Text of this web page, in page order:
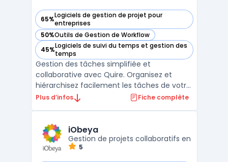
65%Logiciels de gestion de projet pour
entreprises
— voir Quire dans cette catégorie
50%Outils de Gestion de Workflow
— voir Quire dans cette catégorie
45%Logiciels de suivi du temps et gestion des
temps
— voir Quire dans cette catégorie
Gestion des tâches simplifiée et
collaborative avec Quire. Organisez et
hiérarchisez facilement les tâches de votre
projet entre plusieurs équipes en temps
personnalisation étendues pour mieux
coordonner votre tra ...
Plus d’infos Fiche complète
iObeya
Gestion de projets collaboratifs en
5